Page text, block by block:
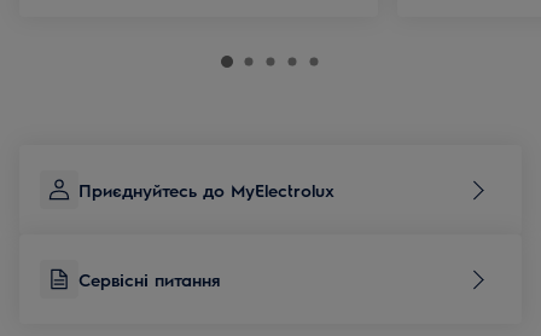
Приєднуйтесь до MyElectrolux
Сервісні питання